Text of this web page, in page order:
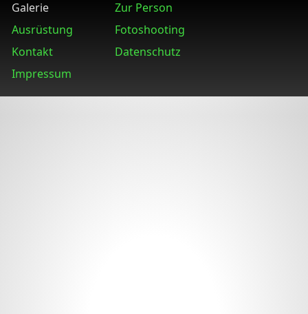
Galerie
Zur Person
Ausrüstung
Fotoshooting
Kontakt
Datenschutz
Impressum